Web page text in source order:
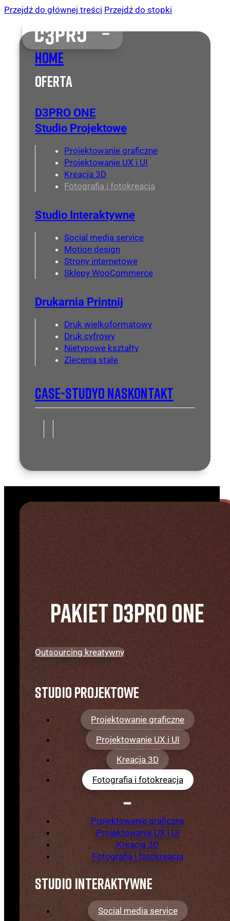
Przejdź do głównej treści Przejdź do stopki
Home
Oferta
D3PRO ONE
Studio Projektowe
Projektowanie graficzne
Projektowanie UX i UI
Kreacja 3D
Fotografia i fotokreacja
Studio Interaktywne
Social media service
Motion design
Strony internetowe
Sklepy WooCommerce
Drukarnia Printnij
Druk wielkoformatowy
Druk cyfrowy
Nietypowe kształty
Zlecenia stałe
Case-StudyO NasKontakt
Pakiet D3PRO ONE
Outsourcing kreatywny
Studio projektowe
Projektowanie graficzne
Projektowanie UX i UI
Kreacja 3D
Fotografia i fotokreacja
Projektowanie graficzne
Projektowanie UX i UI
Kreacja 3D
Fotografia i fotokreacja
Studio interaktywne
Social media service
jednej strony zuskuje nowe możliwości, z drugiej
pozwala wprowadzić dusze do generatywnego
świata.
Zamów projekt